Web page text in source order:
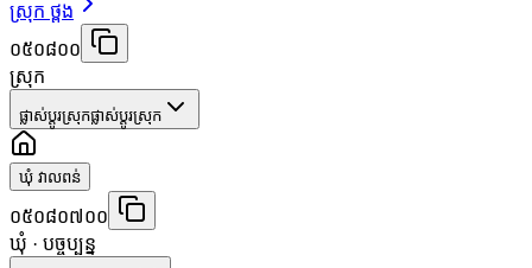
ស្រុក ថ្ពង
០៥០៨០០
ស្រុក
ផ្លាស់ប្តូរស្រុកផ្លាស់ប្តូរស្រុក
ឃុំ វាលពន់
០៥០៨០៧០០
ឃុំ · បច្ចុប្បន្ន